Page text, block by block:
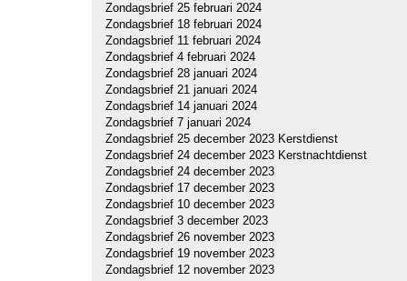
Zondagsbrief 25 februari 2024
Zondagsbrief 18 februari 2024
Zondagsbrief 11 februari 2024
Zondagsbrief 4 februari 2024
Zondagsbrief 28 januari 2024
Zondagsbrief 21 januari 2024
Zondagsbrief 14 januari 2024
Zondagsbrief 7 januari 2024
Zondagsbrief 25 december 2023 Kerstdienst
Zondagsbrief 24 december 2023 Kerstnachtdienst
Zondagsbrief 24 december 2023
Zondagsbrief 17 december 2023
Zondagsbrief 10 december 2023
Zondagsbrief 3 december 2023
Zondagsbrief 26 november 2023
Zondagsbrief 19 november 2023
Zondagsbrief 12 november 2023